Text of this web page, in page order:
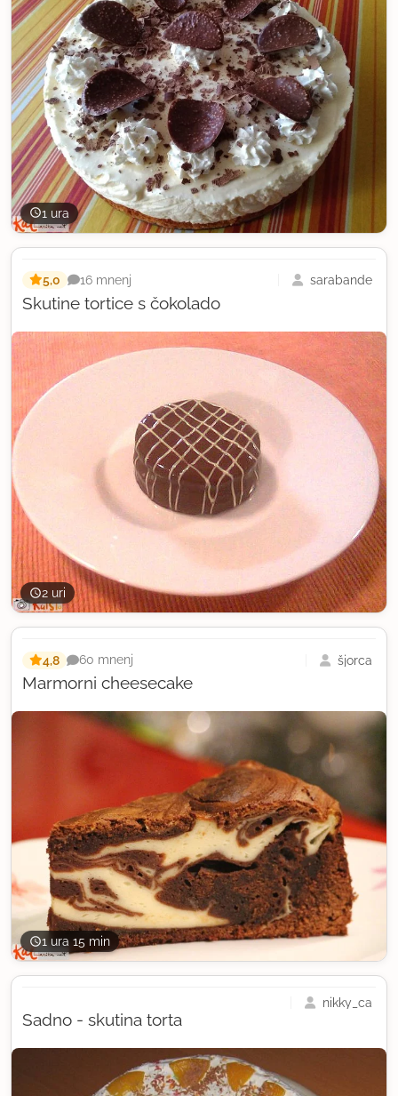
1 ura
2 uri
Skutine tortice s čokolado
5,0 16 mnenj sarabande
1 ura 15 min
Marmorni cheesecake
4,8 60 mnenj šjorca
Sadno - skutina torta
nikky_ca